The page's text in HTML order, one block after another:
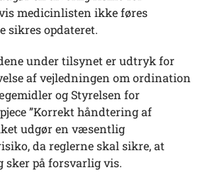
medicinlisten ikke føres
sikres opdateret.
under tilsynet er udtryk for
af vejledningen om ordination
og Styrelsen for
”Korrekt håndtering af
udgør en væsentlig
da reglerne skal sikre, at
på forsvarlig vis.